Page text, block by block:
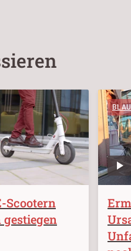
Scootern